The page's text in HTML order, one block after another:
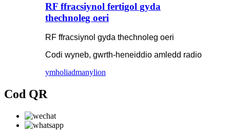
RF ffracsiynol fertigol gyda
thechnoleg oeri
RF ffracsiynol gyda thechnoleg oeri
Codi wyneb, gwrth-heneiddio amledd radio
ymholiadmanylion
Cod QR